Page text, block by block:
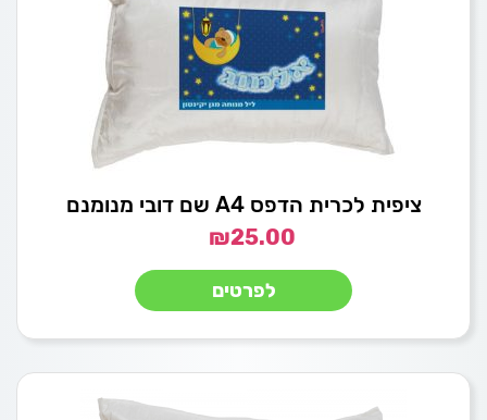
ציפית לכרית הדפס A4 שם דובי מנומנם
₪25.00
לפרטים